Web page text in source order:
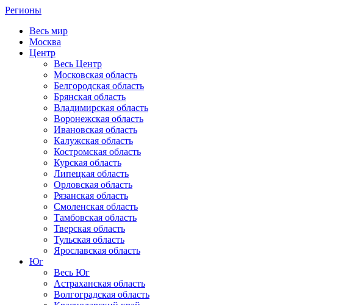
Регионы
Весь мир
Москва
Центр
Весь Центр
Московская область
Белгородская область
Брянская область
Владимирская область
Воронежская область
Ивановская область
Калужская область
Костромская область
Курская область
Липецкая область
Орловская область
Рязанская область
Смоленская область
Тамбовская область
Тверская область
Тульская область
Ярославская область
Юг
Весь Юг
Астраханская область
Волгоградская область